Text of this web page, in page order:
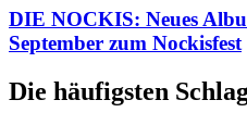
DIE NOCKIS: Neues
September zum Nockisfest
Die häufigsten